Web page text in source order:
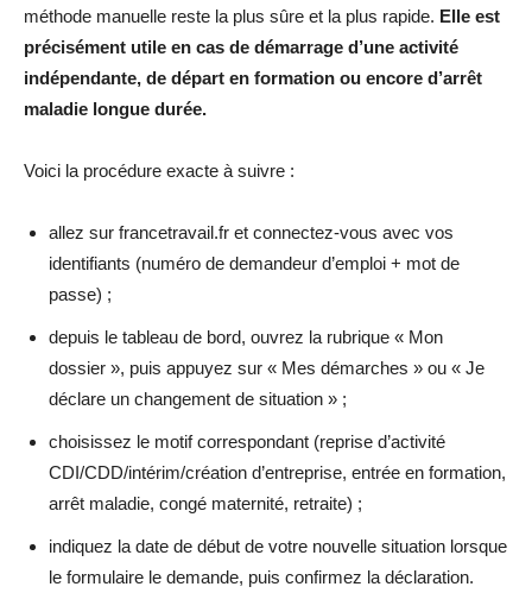
méthode manuelle reste la plus sûre et la plus rapide. Elle est
précisément utile en cas de démarrage d’une activité
indépendante, de départ en formation ou encore d’arrêt
maladie longue durée.
Voici la procédure exacte à suivre :
allez sur francetravail.fr et connectez-vous avec vos
identifiants (numéro de demandeur d’emploi + mot de
passe) ;
depuis le tableau de bord, ouvrez la rubrique « Mon
dossier », puis appuyez sur « Mes démarches » ou « Je
déclare un changement de situation » ;
choisissez le motif correspondant (reprise d’activité
CDI/CDD/intérim/création d’entreprise, entrée en formation,
arrêt maladie, congé maternité, retraite) ;
indiquez la date de début de votre nouvelle situation lorsque
le formulaire le demande, puis confirmez la déclaration.